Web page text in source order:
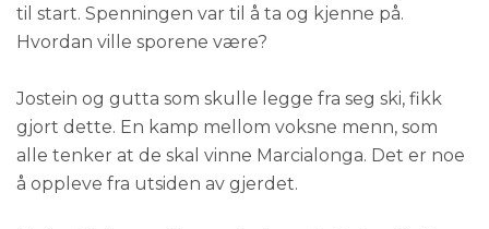
til start. Spenningen var til å ta og kjenne på.
Hvordan ville sporene være?
Jostein og gutta som skulle legge fra seg ski, fikk
gjort dette. En kamp mellom voksne menn, som
alle tenker at de skal vinne Marcialonga. Det er noe
å oppleve fra utsiden av gjerdet.